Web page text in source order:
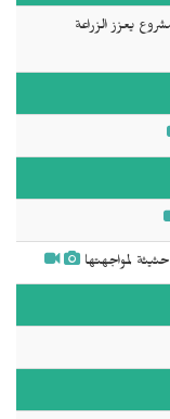
يعزز الزراعة
لمواجهتها